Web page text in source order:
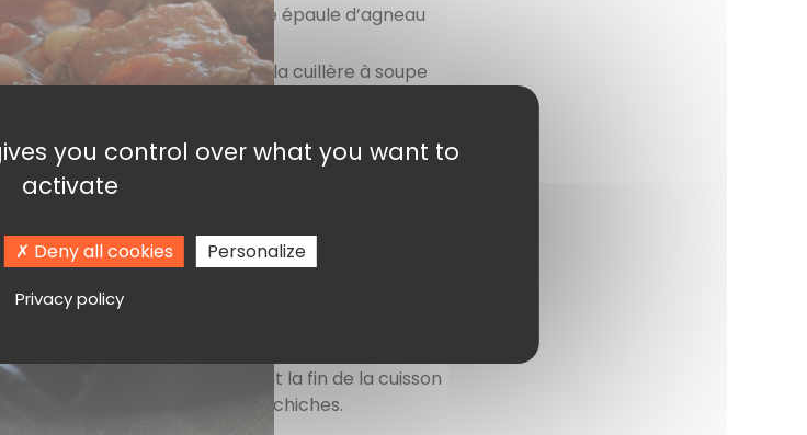
Découpez votre épaule d’agneau
en gros cubes.
Faites chauffer la cuillère à soupe
Ajoutez les épices, faites cuire en
le 1/2 cube de bouillon et un peu
d’eau pour que le liquide recouvre
10 minutes avant la fin de la cuisson
ajoutez les pois chiches.
you control over what you want to
activate
Deny all cookies Personalize
Privacy policy